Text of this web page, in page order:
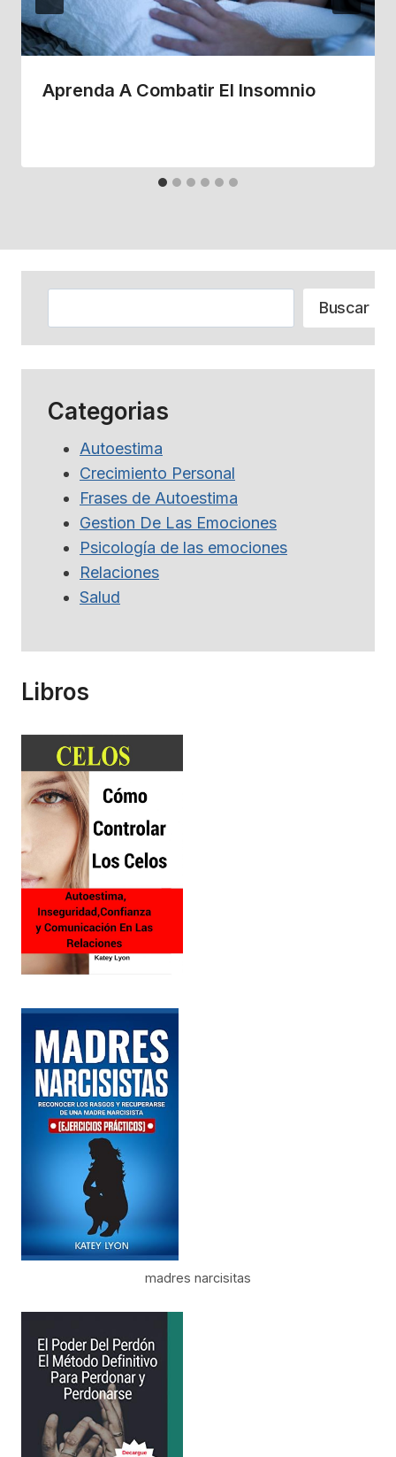
Aprenda A Combatir El Insomnio
Buscar
Categorias
Autoestima
Crecimiento Personal
Frases de Autoestima
Gestion De Las Emociones
Psicología de las emociones
Relaciones
Salud
Libros
madres narcisitas